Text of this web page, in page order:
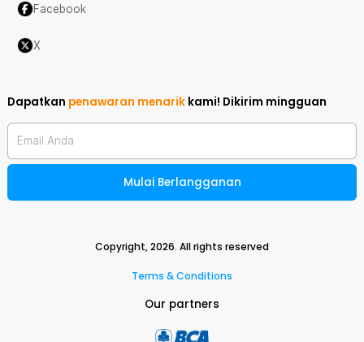
Facebook
X
Dapatkan penawaran menarik kami! Dikirim mingguan
Email Anda
Mulai Berlangganan
Copyright,2026. All rights reserved
Terms & Conditions
Our partners